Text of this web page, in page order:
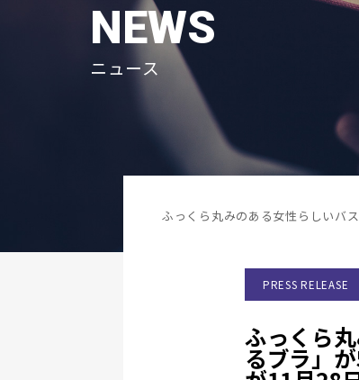
NEWS
ニュース
ふっくら丸みのある女性らしいバ
PRESS RELEASE
ふっくら
るブラ」